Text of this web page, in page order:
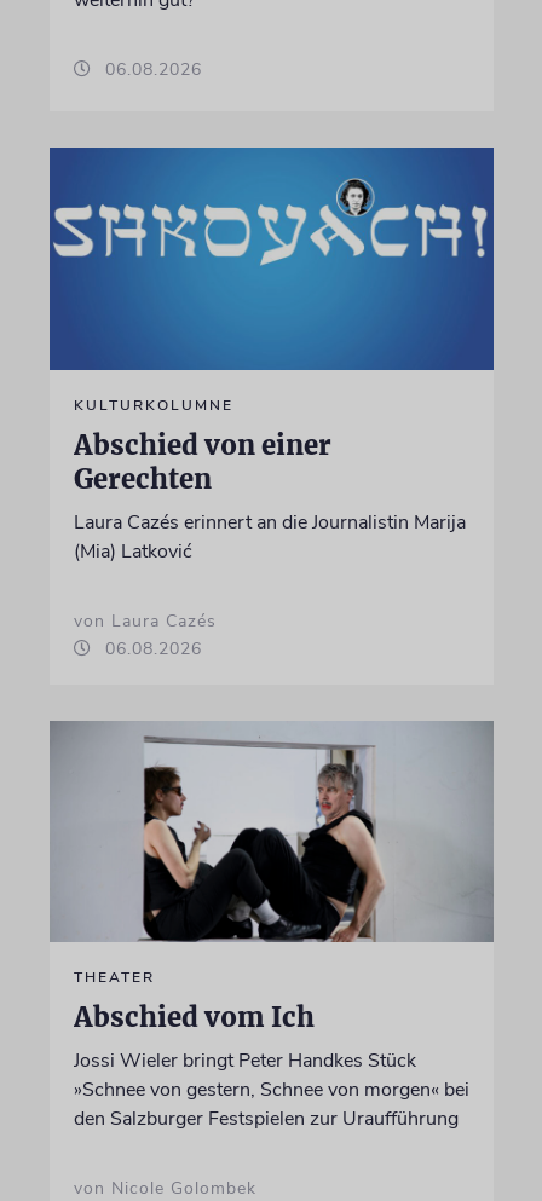
06.08.2026
KULTURKOLUMNE
Abschied von einer
Gerechten
Laura Cazés erinnert an die Journalistin Marija
(Mia) Latković
von Laura Cazés
06.08.2026
THEATER
Abschied vom Ich
Jossi Wieler bringt Peter Handkes Stück
»Schnee von gestern, Schnee von morgen« bei
den Salzburger Festspielen zur Uraufführung
von Nicole Golombek